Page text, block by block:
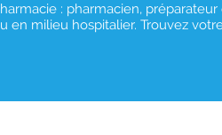
: pharmacien,
en milieu hospitalier. Trouvez